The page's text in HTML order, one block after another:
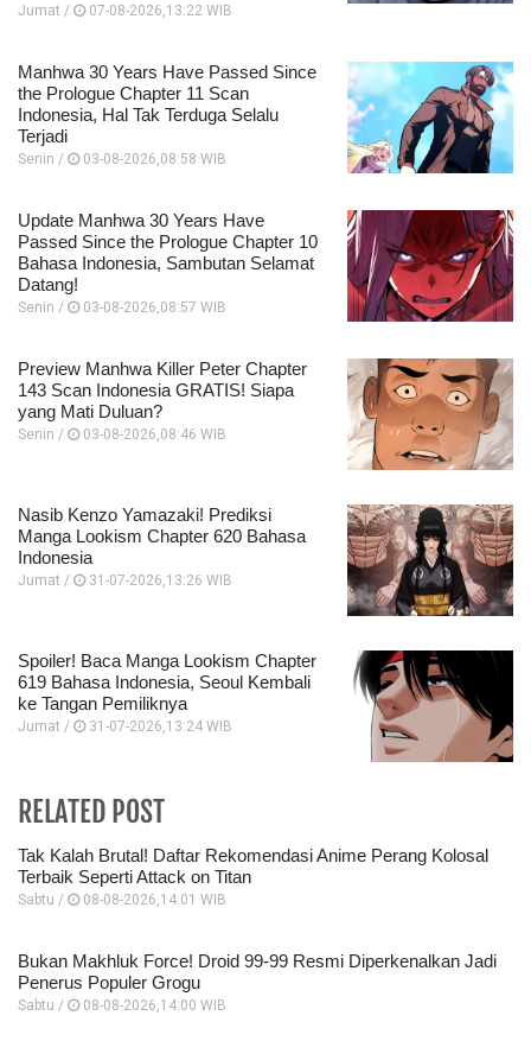
Jumat / 07-08-2026,13:22 WIB
Manhwa 30 Years Have Passed Since
the Prologue Chapter 11 Scan
Indonesia, Hal Tak Terduga Selalu
Terjadi
Senin / 03-08-2026,08:58 WIB
Update Manhwa 30 Years Have
Passed Since the Prologue Chapter 10
Bahasa Indonesia, Sambutan Selamat
Datang!
Senin / 03-08-2026,08:57 WIB
Preview Manhwa Killer Peter Chapter
143 Scan Indonesia GRATIS! Siapa
yang Mati Duluan?
Senin / 03-08-2026,08:46 WIB
Nasib Kenzo Yamazaki! Prediksi
Manga Lookism Chapter 620 Bahasa
Indonesia
Jumat / 31-07-2026,13:26 WIB
Spoiler! Baca Manga Lookism Chapter
619 Bahasa Indonesia, Seoul Kembali
ke Tangan Pemiliknya
Jumat / 31-07-2026,13:24 WIB
RELATED POST
Tak Kalah Brutal! Daftar Rekomendasi Anime Perang Kolosal
Terbaik Seperti Attack on Titan
Sabtu / 08-08-2026,14:01 WIB
Bukan Makhluk Force! Droid 99-99 Resmi Diperkenalkan Jadi
Penerus Populer Grogu
Sabtu / 08-08-2026,14:00 WIB